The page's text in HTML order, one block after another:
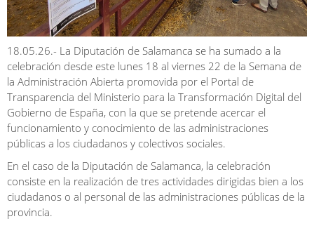
18.05.26.- La Diputación de Salamanca se ha sumado a la
celebración desde este lunes 18 al viernes 22 de la Semana de
la Administración Abierta promovida por el Portal de
Transparencia del Ministerio para la Transformación Digital del
Gobierno de España, con la que se pretende acercar el
funcionamiento y conocimiento de las administraciones
públicas a los ciudadanos y colectivos sociales.
En el caso de la Diputación de Salamanca, la celebración
consiste en la realización de tres actividades dirigidas bien a los
ciudadanos o al personal de las administraciones públicas de la
provincia.